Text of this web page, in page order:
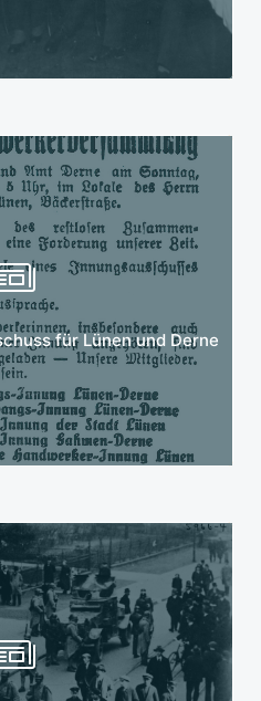
für Lünen und Derne